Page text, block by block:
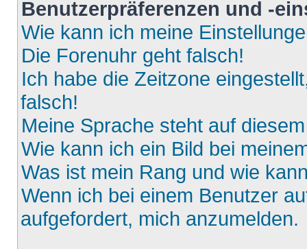
Benutzerpräferenzen und -
Wie kann ich meine
Die Forenuhr geht falsch!
Ich habe die Zeitzone
falsch!
Meine Sprache steht auf
Wie kann ich ein Bild bei
Was ist mein Rang und wie
Wenn ich bei einem Benutzer
aufgefordert, mich anzumelden.